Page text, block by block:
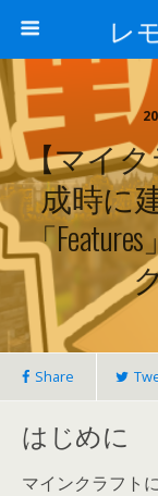
レ
【マイ
成時に
「
Share
はじめに
マインクラフトに